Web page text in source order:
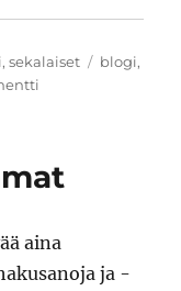
,sekalaiset Avainsanat
blogi,
aina
ja -